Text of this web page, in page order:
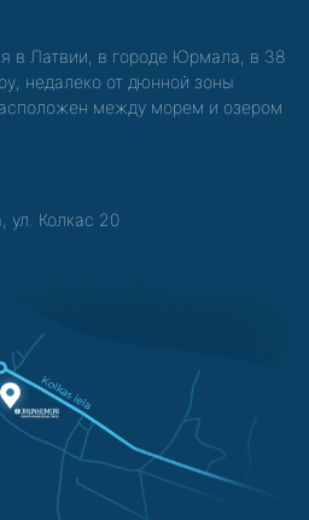
в Латвии, в городе Юрмала, в 38
недалеко от дюнной зоны
между морем и озером
ул. Колкас 20